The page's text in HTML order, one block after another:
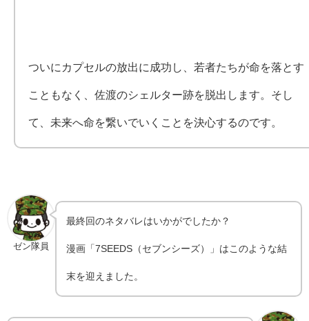
ついにカプセルの放出に成功し、若者たちが命を落とす
こともなく、佐渡のシェルター跡を脱出します。そし
て、未来へ命を繋いでいくことを決心するのです。
ゼン隊員
最終回のネタバレはいかがでしたか？
漫画「7SEEDS（セブンシーズ）」はこのような結
末を迎えました。